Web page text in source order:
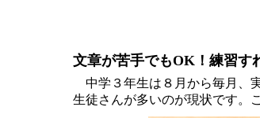
文章が苦手でもOK！練習す
中学３年生は８月から毎月、
生徒さんが多いのが現状です。